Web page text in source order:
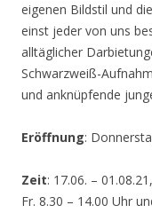
eigenen Bildstil und
einst jeder von uns
alltäglicher
Schwarzweiß-
und anknüpfende
Eröffnung:
Zeit: 17.06. –
Fr. 8.30 – 14.00 Uhr